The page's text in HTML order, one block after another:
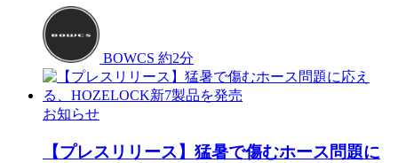
BOWCS 約2分
お知らせ
【プレスリリース】猛暑で傷むホース問題に